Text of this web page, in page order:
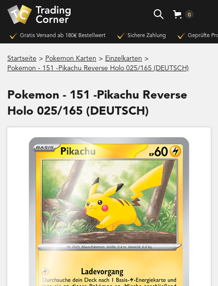
0
Gratis Versand ab 180€ Bestellwert Sichere Zahlung Geprüfte
Startseite > Pokemon Karten > Einzelkarten >
Pokemon - 151 -Pikachu Reverse Holo 025/165 (DEUTSCH)
Pokemon - 151 -Pikachu Reverse
Holo 025/165 (DEUTSCH)